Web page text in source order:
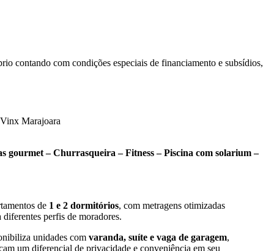
contando com condições especiais de financiamento e subsídios,
gourmet – Churrasqueira – Fitness – Piscina com solarium –
de 1 e 2 dormitórios, com metragens otimizadas
perfis de moradores.
unidades comvaranda, suíte e vaga de garagem,
um diferencial de privacidade e conveniência em seu